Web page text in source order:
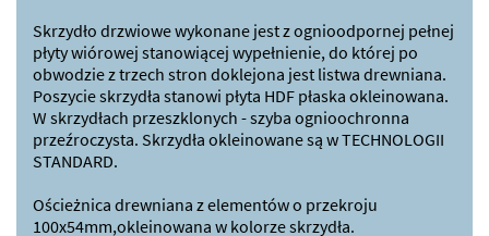
Skrzydło drzwiowe wykonane jest z ognioodpornej pełnej
płyty wiórowej stanowiącej wypełnienie, do której po
obwodzie z trzech stron doklejona jest listwa drewniana.
Poszycie skrzydła stanowi płyta HDF płaska okleinowana.
W skrzydłach przeszklonych - szyba ognioochronna
przeźroczysta. Skrzydła okleinowane są w TECHNOLOGII
STANDARD.
Ościeżnica drewniana z elementów o przekroju
100x54mm,okleinowana w kolorze skrzydła.